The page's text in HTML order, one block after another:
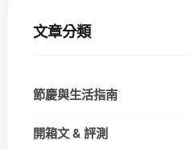
文章分類
節慶與生活指南
開箱文 & 評測